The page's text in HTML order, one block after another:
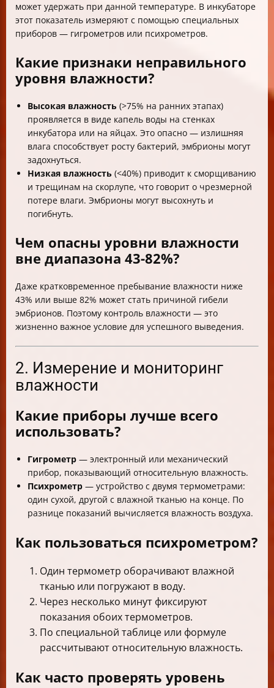
может удержать при данной температуре. В инкубаторе
этот показатель измеряют с помощью специальных
приборов — гигрометров или психрометров.
Какие признаки неправильного
уровня влажности?
Высокая влажность (>75% на ранних этапах)
проявляется в виде капель воды на стенках
инкубатора или на яйцах. Это опасно — излишняя
влага способствует росту бактерий, эмбрионы могут
задохнуться.
Низкая влажность (<40%) приводит к сморщиванию
и трещинам на скорлупе, что говорит о чрезмерной
потере влаги. Эмбрионы могут высохнуть и
погибнуть.
Чем опасны уровни влажности
вне диапазона 43-82%?
Даже кратковременное пребывание влажности ниже
43% или выше 82% может стать причиной гибели
эмбрионов. Поэтому контроль влажности — это
жизненно важное условие для успешного выведения.
2. Измерение и мониторинг
влажности
Какие приборы лучше всего
использовать?
Гигрометр — электронный или механический
прибор, показывающий относительную влажность.
Психрометр — устройство с двумя термометрами:
один сухой, другой с влажной тканью на конце. По
разнице показаний вычисляется влажность воздуха.
Как пользоваться психрометром?
Один термометр оборачивают влажной
тканью или погружают в воду.
Через несколько минут фиксируют
показания обоих термометров.
По специальной таблице или формуле
рассчитывают относительную влажность.
Как часто проверять уровень